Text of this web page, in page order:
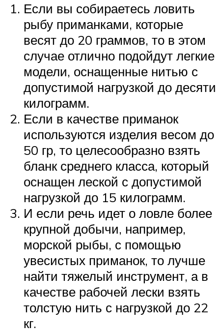
Если вы собираетесь ловить
рыбу приманками, которые
весят до 20 граммов, то в этом
случае отлично подойдут легкие
модели, оснащенные нитью с
допустимой нагрузкой до десяти
килограмм.
Если в качестве приманок
используются изделия весом до
50 гр, то целесообразно взять
бланк среднего класса, который
оснащен леской с допустимой
нагрузкой до 15 килограмм.
И если речь идет о ловле более
крупной добычи, например,
морской рыбы, с помощью
увесистых приманок, то лучше
найти тяжелый инструмент, а в
качестве рабочей лески взять
толстую нить с нагрузкой до 22
кг.